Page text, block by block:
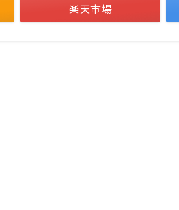
楽天市場